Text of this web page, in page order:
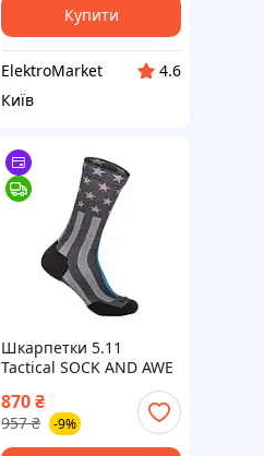
Купити
ElektroMarket
4.6
Київ
Шкарпетки 5.11
Tactical SOCK AND AWE
CREW TBL L Black (1004-
vart)
870₴
957 ₴ -9%